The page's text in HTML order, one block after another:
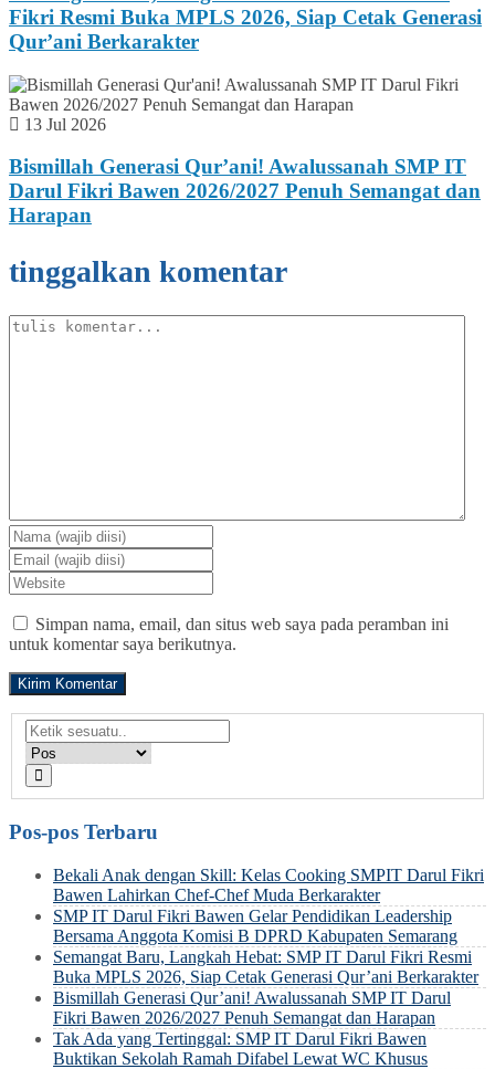
Fikri Resmi Buka MPLS 2026, Siap Cetak Generasi
Qur’ani Berkarakter
13 Jul 2026
Bismillah Generasi Qur’ani! Awalussanah SMP IT
Darul Fikri Bawen 2026/2027 Penuh Semangat dan
Harapan
tinggalkan komentar
Simpan nama, email, dan situs web saya pada peramban ini
untuk komentar saya berikutnya.
Pos-pos Terbaru
Bekali Anak dengan Skill: Kelas Cooking SMPIT Darul Fikri
Bawen Lahirkan Chef-Chef Muda Berkarakter
SMP IT Darul Fikri Bawen Gelar Pendidikan Leadership
Bersama Anggota Komisi B DPRD Kabupaten Semarang
Semangat Baru, Langkah Hebat: SMP IT Darul Fikri Resmi
Buka MPLS 2026, Siap Cetak Generasi Qur’ani Berkarakter
Bismillah Generasi Qur’ani! Awalussanah SMP IT Darul
Fikri Bawen 2026/2027 Penuh Semangat dan Harapan
Tak Ada yang Tertinggal: SMP IT Darul Fikri Bawen
Buktikan Sekolah Ramah Difabel Lewat WC Khusus